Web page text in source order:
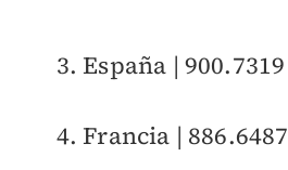
3. España | 900.7319
4. Francia | 886.6487